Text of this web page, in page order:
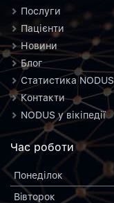
Послуги
Пацієнти
Новини
Блог
Статистика NODUS
Контакти
NODUS у вікіпедії
Час роботи
Понеділок
Вiвторок